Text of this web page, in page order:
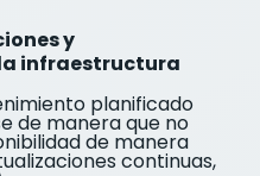
y
infraestructura
planificado
de manera que no
de manera
continuas,